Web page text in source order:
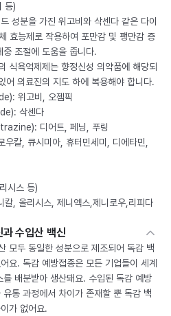
등)
성분을 가진 위고비와 삭센다 같은 다이
효능제로 작용하여 포만감 및 팽만감 증
조절에 도움을 줍니다.
식욕억제제는 향정신성 의약품에 해당되
어 의료진의 지도 하에 복용해야 합니다.
위고비, 오젬픽
삭센다
디어트, 페닝, 푸링
칼, 큐시미아, 휴터민세미, 디에타민,
시스 등)
, 올리시스, 제니엑스,제니로우,리피다
수입산 백신
모두 동일한 성분으로 제조되어 독감 백
요. 독감 예방접종은 모든 기업들이 세계
를 배분받아 생산돼요. 수입된 독감 예방
통 과정에서 차이가 존재할 뿐 독감 백
가 없어요.